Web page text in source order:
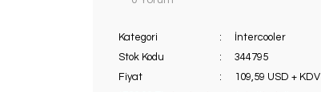
Kategori
İntercooler
Stok Kodu
344795
Fiyat
109,59 USD + KDV